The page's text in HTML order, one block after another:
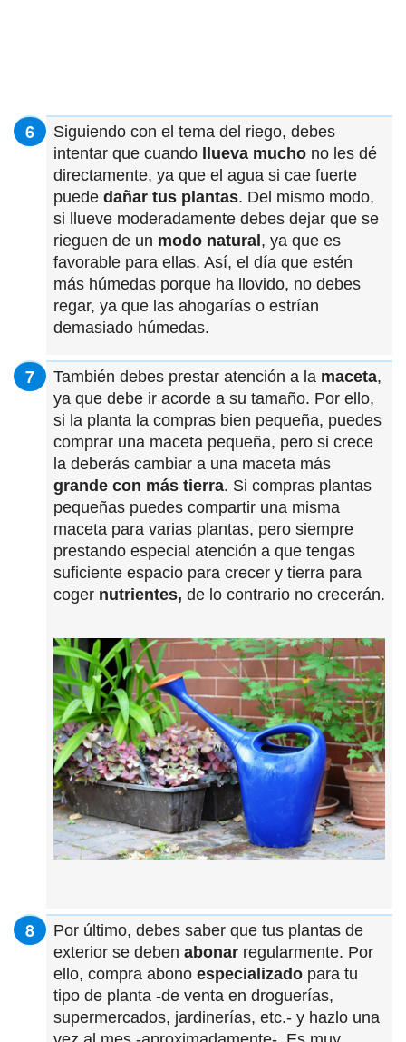
Siguiendo con el tema del riego, debes
intentar que cuando
llueva mucho no les dé
directamente, ya que el agua si cae fuerte
puede dañar tus plantas. Del mismo modo,
si llueve moderadamente debes dejar que se
rieguen de un modo natural , ya que es
favorable para ellas. Así, el día que estén
más húmedas porque ha llovido, no debes
regar, ya que las ahogarías o estrían
demasiado húmedas.
También debes prestar atención a la maceta,
ya que debe ir acorde a su tamaño. Por ello,
si la planta la compras bien pequeña, puedes
comprar una maceta pequeña, pero si crece
la deberás cambiar a una maceta más
grande con más tierra. Si compras plantas
pequeñas puedes compartir una misma
maceta para varias plantas, pero siempre
prestando especial atención a que tengas
suficiente espacio para crecer y tierra para
coger nutrientes, de lo contrario no crecerán.
Por último, debes saber que tus plantas de
exterior se deben abonar regularmente. Por
ello, compra abono especializado para tu
tipo de planta -de venta en droguerías,
supermercados, jardinerías, etc.- y hazlo una